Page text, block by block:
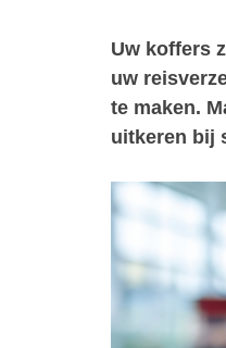
Uw koffers
uw
te maken.
uitkeren bij